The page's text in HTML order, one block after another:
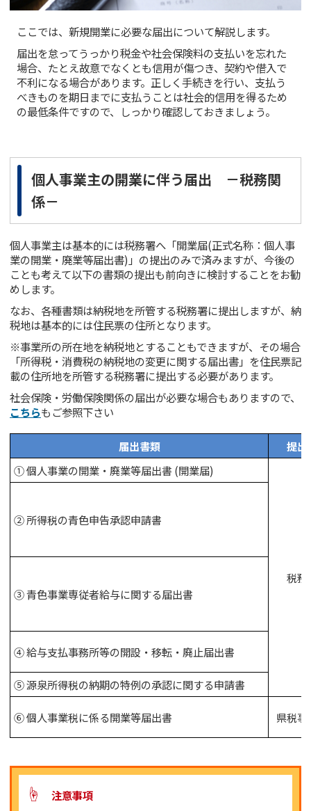
ここでは、新規開業に必要な届出について解説します。
届出を怠ってうっかり税金や社会保険料の支払いを忘れた
場合、たとえ故意でなくとも信用が傷つき、契約や借入で
不利になる場合があります。正しく手続きを行い、支払う
べきものを期日までに支払うことは社会的信用を得るため
の最低条件ですので、しっかり確認しておきましょう。
個人事業主の開業に伴う届出 －税務関
係－
個人事業主は基本的には税務署へ「開業届(正式名称：個人事
業の開業・廃業等届出書)」の提出のみで済みますが、今後の
ことも考えて以下の書類の提出も前向きに検討することをお勧
めします。
なお、各種書類は納税地を所管する税務署に提出しますが、納
税地は基本的には住民票の住所となります。
※事業所の所在地を納税地とすることもできますが、その場合
「所得税・消費税の納税地の変更に関する届出書」を住民票記
載の住所地を所管する税務署に提出する必要があります。
社会保険・労働保険関係の届出が必要な場合もありますので、
こちらもご参照下さい
届出書類
提出
① 個人事業の開業・廃業等届出書 (開業届)
税務
② 所得税の青色申告承認申請書
③ 青色事業専従者給与に関する届出書
④ 給与支払事務所等の開設・移転・廃止届出書
⑤ 源泉所得税の納期の特例の承認に関する申請書
⑥ 個人事業税に係る開業等届出書 県税事
☝ 注意事項